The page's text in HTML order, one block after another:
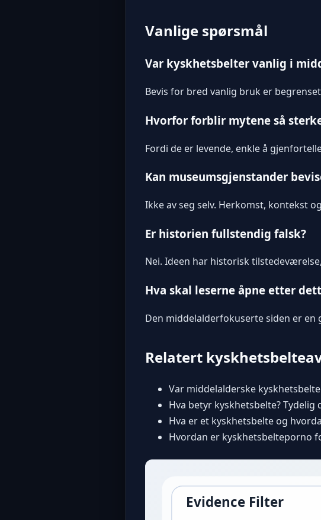
Vanlige spørsmål
Var kyskhetsbelter vanlig i
Bevis for bred vanlig bruk er
Hvorfor forblir mytene så
Fordi de er levende, enkle å
Kan museumsgjenstander
Ikke av seg selv. Herkomst, kontekst
Er historien fullstendig falsk?
Nei. Ideen har historisk
Hva skal leserne åpne etter
Den middelalderfokuserte siden er
Relatert
Var middelalderske
Hva betyr kyskhetsbelte?
Hva er et kyskhetsbelte og
Hvordan er kyskhetsbelteporno